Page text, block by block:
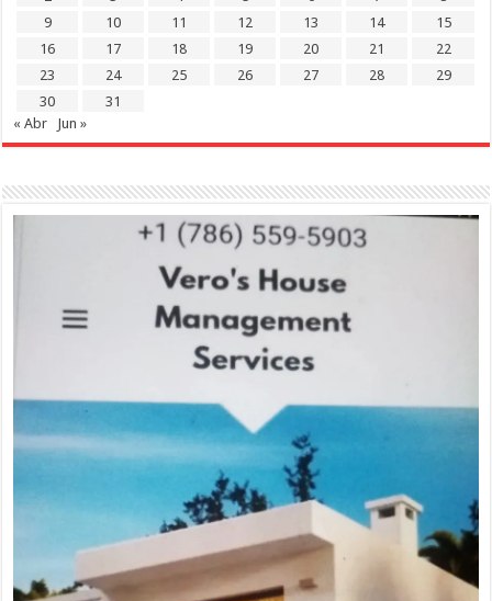
9
10 11 12 13 14
15
16
17 18 19 20 21
22
23
24 25 26 27 28
29
30
31
« Abr
Jun »